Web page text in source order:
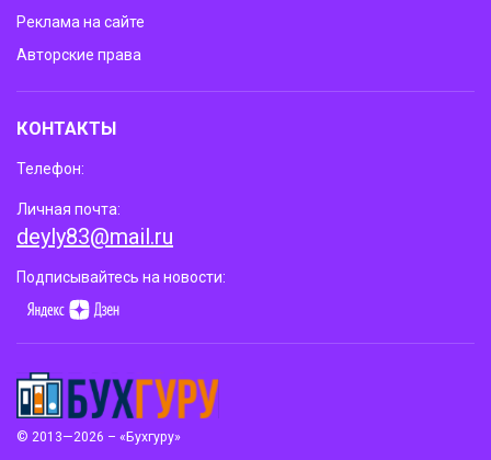
© 2013—2026 – «Бухгуру»
Реклама на сайте
Авторские права
КОНТАКТЫ
Телефон:
Личная почта:
deyly83@mail.ru
Подписывайтесь на новости: